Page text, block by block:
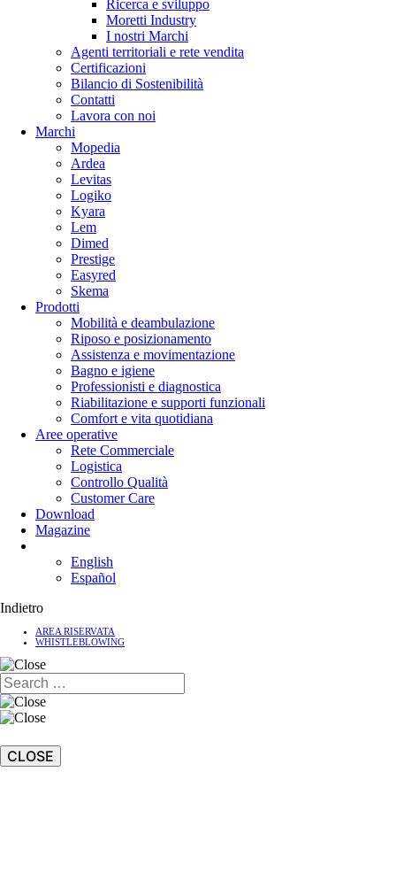
Ricerca e sviluppo
Moretti Industry
I nostri Marchi
Agenti territoriali e rete vendita
Certificazioni
Bilancio di Sostenibilità
Contatti
Lavora con noi
Marchi
Mopedia
Ardea
Levitas
Logiko
Kyara
Lem
Dimed
Prestige
Easyred
Skema
Prodotti
Mobilità e deambulazione
Riposo e posizionamento
Assistenza e movimentazione
Bagno e igiene
Professionisti e diagnostica
Riabilitazione e supporti funzionali
Comfort e vita quotidiana
Aree operative
Rete Commerciale
Logistica
Controllo Qualità
Customer Care
Download
Magazine
English
Español
Indietro
AREA RISERVATA
WHISTLEBLOWING
CLOSE